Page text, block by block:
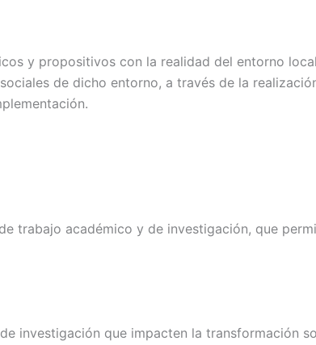
y propositivos con la realidad del entorno
de dicho entorno, a través de la
trabajo académico y de investigación, que
investigación que impacten la transformación